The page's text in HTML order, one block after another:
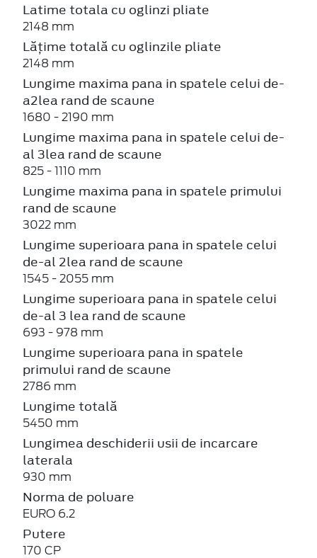
Latime totala cu oglinzi pliate
2148 mm
Lățime totală cu oglinzile pliate
2148 mm
Lungime maxima pana in spatele celui de-
a2lea rand de scaune
1680 - 2190 mm
Lungime maxima pana in spatele celui de-
al 3lea rand de scaune
825 - 1110 mm
Lungime maxima pana in spatele primului
rand de scaune
3022 mm
Lungime superioara pana in spatele celui
de-al 2lea rand de scaune
1545 - 2055 mm
Lungime superioara pana in spatele celui
de-al 3 lea rand de scaune
693 - 978 mm
Lungime superioara pana in spatele
primului rand de scaune
2786 mm
Lungime totală
5450 mm
Lungimea deschiderii usii de incarcare
laterala
930 mm
Norma de poluare
EURO 6.2
Putere
170 CP